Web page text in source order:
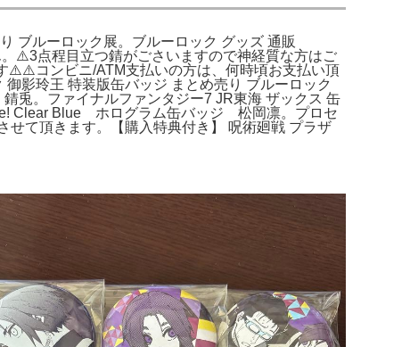
ブルーロック展。ブルーロック グッズ 通販
⚠️3点程目立つ錆がごさいますので神経質な方はご
⚠️⚠️コンビニ/ATM支払いの方は、何時頃お支払い頂
御影玲王 特装版缶バッジ まとめ売り ブルーロック
。ファイナルファンタジー7 JR東海 ザックス 缶
Clear Blue ホログラム缶バッジ 松岡凛。プロセ
て頂きます。【購入特典付き】 呪術廻戦 プラザ